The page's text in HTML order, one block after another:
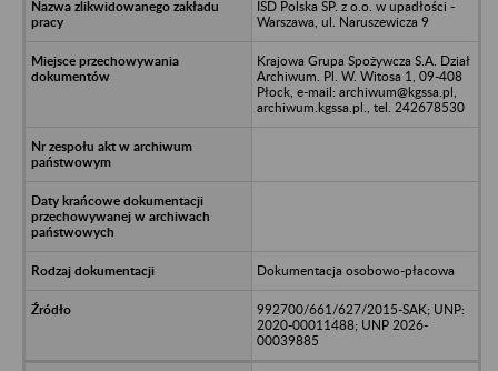
ISD Polska SP. z o.o. w upadłości -
Warszawa, ul. Naruszewicza 9
Krajowa Grupa Spożywcza S.A. Dział
Archiwum. Pl. W. Witosa 1, 09-408
Płock, e-mail: archiwum@kgssa.pl,
archiwum.kgssa.pl., tel. 242678530
Dokumentacja osobowo-płacowa
992700/661/627/2015-SAK; UNP:
2020-00011488; UNP 2026-
00039885